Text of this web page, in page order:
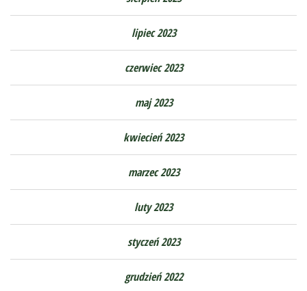
lipiec 2023
czerwiec 2023
maj 2023
kwiecień 2023
marzec 2023
luty 2023
styczeń 2023
grudzień 2022